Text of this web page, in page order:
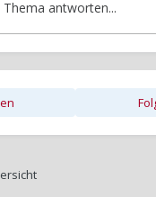
antworten...